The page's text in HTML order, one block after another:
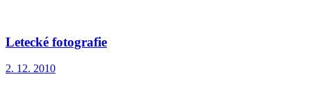
Letecké fotografie
2. 12. 2010